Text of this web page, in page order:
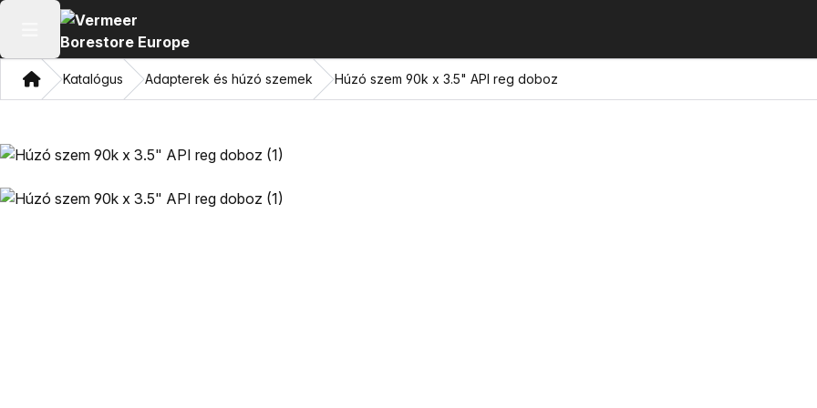
Főmenü megnyitása
OtthonKatalógus Adapterek és húzó szemek Húzó szem 90k x 3.5" API reg doboz